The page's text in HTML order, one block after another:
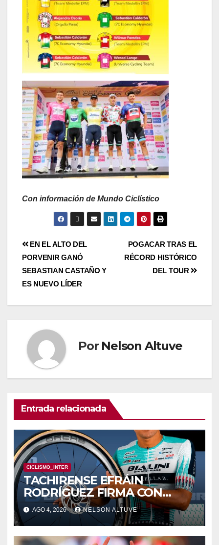
Con información de Mundo Ciclístico
POGACAR TRAS EL
RÉCORD HISTÓRICO
DEL TOUR
EN EL ALTO DEL
PORVENIR GANÓ
SEBASTIAN CASTAÑO Y
ES NUEVO LÍDER
Por Nelson Altuve
Entrada relacionada
CICLISMO_INTER
TACHIRENSE EFRÁIN
RODRÍGUEZ FIRMA CON
CLUB EUROPEO
AGO 4, 2026 NELSON ALTUVE